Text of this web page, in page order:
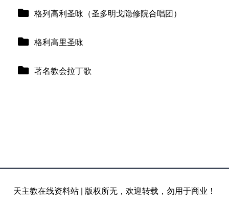
格列高利圣咏（圣多明戈隐修院合唱团）
格利高里圣咏
著名教会拉丁歌
天主教在线资料站 版权所无，欢迎转载，勿用于商业！